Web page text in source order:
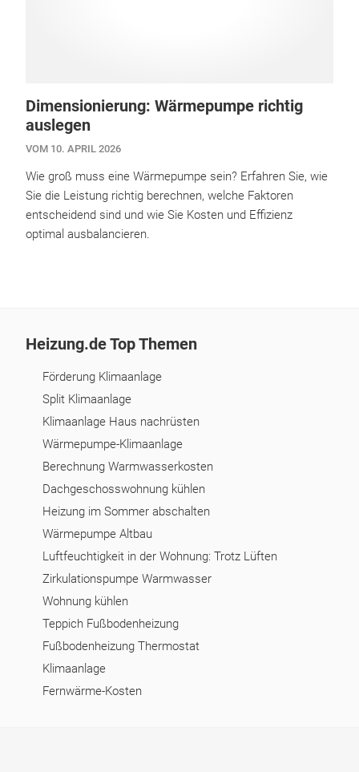
Dimensionierung: Wärmepumpe richtig
auslegen
VOM 10. APRIL 2026
Wie groß muss eine Wärmepumpe sein? Erfahren Sie, wie
Sie die Leistung richtig berechnen, welche Faktoren
entscheidend sind und wie Sie Kosten und Effizienz
optimal ausbalancieren.
Heizung.de Top Themen
Förderung Klimaanlage
Split Klimaanlage
Klimaanlage Haus nachrüsten
Wärmepumpe-Klimaanlage
Berechnung Warmwasserkosten
Dachgeschosswohnung kühlen
Heizung im Sommer abschalten
Wärmepumpe Altbau
Luftfeuchtigkeit in der Wohnung: Trotz Lüften
Zirkulationspumpe Warmwasser
Wohnung kühlen
Teppich Fußbodenheizung
Fußbodenheizung Thermostat
Klimaanlage
Fernwärme-Kosten